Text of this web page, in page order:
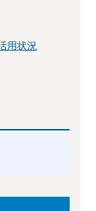
用状況